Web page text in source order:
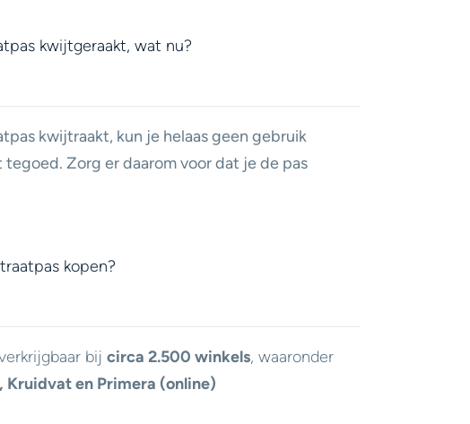
kwijtgeraakt, wat nu?
kwijtraakt, kun je helaas geen gebruik
tegoed. Zorg er daarom voor dat je de pas
kopen?
bij circa 2.500 winkels, waaronder
Kruidvat en Primera (online)